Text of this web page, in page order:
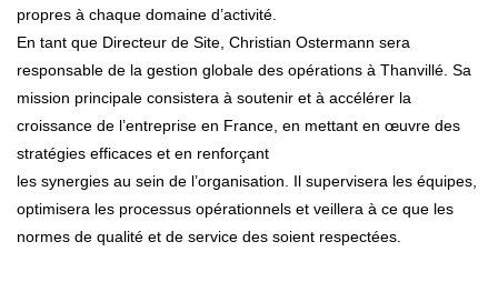
propres à chaque domaine d’activité.
En tant que Directeur de Site, Christian Ostermann sera
responsable de la gestion globale des opérations à Thanvillé. Sa
mission principale consistera à soutenir et à accélérer la
croissance de l’entreprise en France, en mettant en œuvre des
stratégies efficaces et en renforçant
les synergies au sein de l’organisation. Il supervisera les équipes,
optimisera les processus opérationnels et veillera à ce que les
normes de qualité et de service des soient respectées.